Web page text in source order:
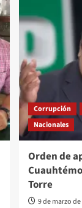
pronto
invertir
en
López
Corrupción
Nacionales
Orden de
Torre
9 de marzo